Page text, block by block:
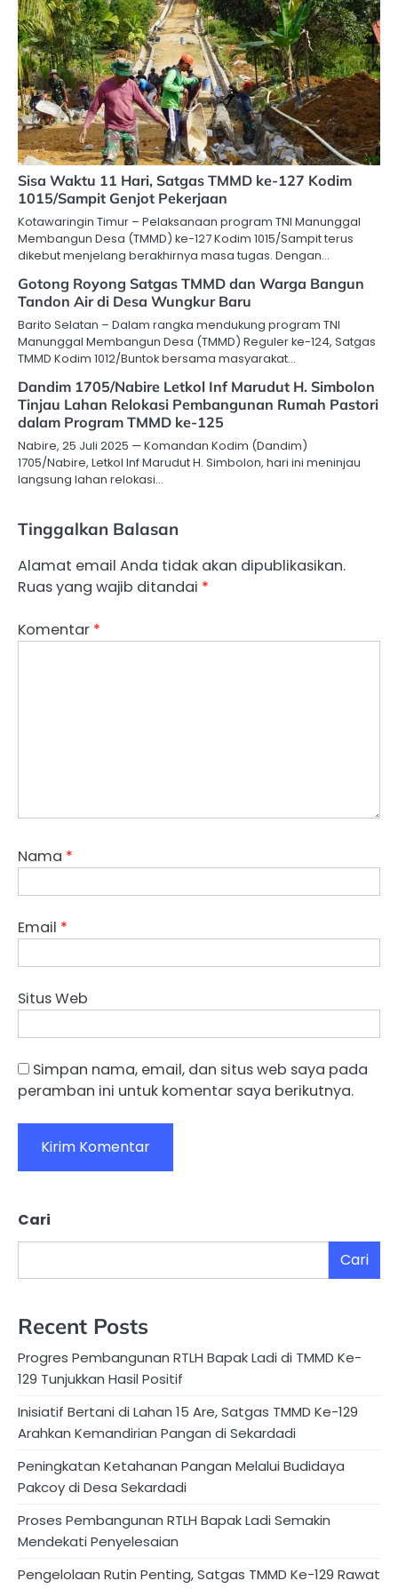
Sisa Waktu 11 Hari, Satgas TMMD ke-127 Kodim
1015/Sampit Genjot Pekerjaan
Kotawaringin Timur – Pelaksanaan program TNI Manunggal
Membangun Desa (TMMD) ke-127 Kodim 1015/Sampit terus
dikebut menjelang berakhirnya masa tugas. Dengan…
Gotong Royong Satgas TMMD dan Warga Bangun
Tandon Air di Desa Wungkur Baru
Barito Selatan – Dalam rangka mendukung program TNI
Manunggal Membangun Desa (TMMD) Reguler ke-124, Satgas
TMMD Kodim 1012/Buntok bersama masyarakat…
Dandim 1705/Nabire Letkol Inf Marudut H. Simbolon
Tinjau Lahan Relokasi Pembangunan Rumah Pastori
dalam Program TMMD ke-125
Nabire, 25 Juli 2025 — Komandan Kodim (Dandim)
1705/Nabire, Letkol Inf Marudut H. Simbolon, hari ini meninjau
langsung lahan relokasi…
Tinggalkan Balasan
Alamat email Anda tidak akan dipublikasikan.
Ruas yang wajib ditandai *
Komentar *
Nama *
Email *
Situs Web
Simpan nama, email, dan situs web saya pada
peramban ini untuk komentar saya berikutnya.
Cari
Cari
Recent Posts
Progres Pembangunan RTLH Bapak Ladi di TMMD Ke-
129 Tunjukkan Hasil Positif
Inisiatif Bertani di Lahan 15 Are, Satgas TMMD Ke-129
Arahkan Kemandirian Pangan di Sekardadi
Peningkatan Ketahanan Pangan Melalui Budidaya
Pakcoy di Desa Sekardadi
Proses Pembangunan RTLH Bapak Ladi Semakin
Mendekati Penyelesaian
Pengelolaan Rutin Penting, Satgas TMMD Ke-129 Rawat